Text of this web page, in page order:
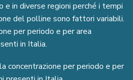
e in diverse regioni perché i tempi
del polline sono fattori variabili.
per periodo e per area
in Italia.
concentrazione per periodo e per